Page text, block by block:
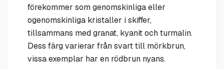
förekommer som genomskinliga eller
ogenomskinliga kristaller i skiffer,
tillsammans med granat, kyanit och turmalin.
Dess färg varierar från svart till mörkbrun,
vissa exemplar har en rödbrun nyans.